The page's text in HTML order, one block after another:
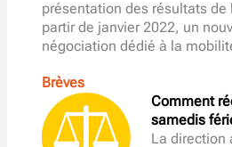
présentation des résultats de
partir de janvier 2022, un
négociation dédié à la
Brèves
Comment
samedis
La direction